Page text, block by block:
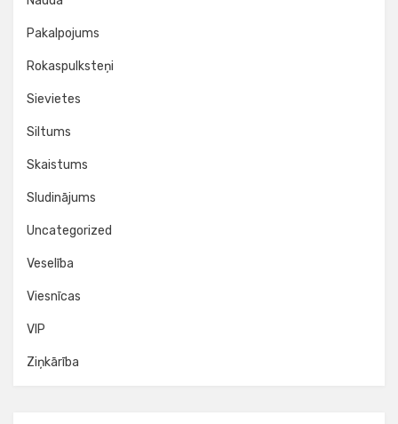
Pakalpojums
Rokaspulksteņi
Sievietes
Siltums
Skaistums
Sludinājums
Uncategorized
Veselība
Viesnīcas
VIP
Ziņkārība